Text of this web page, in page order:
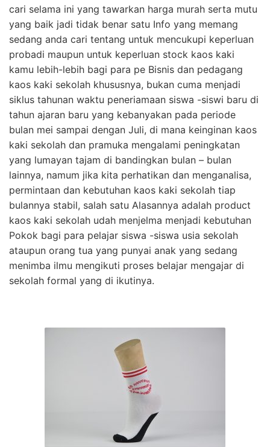
cari selama ini yang tawarkan harga murah serta mutu
yang baik jadi tidak benar satu Info yang memang
sedang anda cari tentang untuk mencukupi keperluan
probadi maupun untuk keperluan stock kaos kaki
kamu lebih-lebih bagi para pe Bisnis dan pedagang
kaos kaki sekolah khususnya, bukan cuma menjadi
siklus tahunan waktu peneriamaan siswa -siswi baru di
tahun ajaran baru yang kebanyakan pada periode
bulan mei sampai dengan Juli, di mana keinginan kaos
kaki sekolah dan pramuka mengalami peningkatan
yang lumayan tajam di bandingkan bulan – bulan
lainnya, namum jika kita perhatikan dan menganalisa,
permintaan dan kebutuhan kaos kaki sekolah tiap
bulannya stabil, salah satu Alasannya adalah product
kaos kaki sekolah udah menjelma menjadi kebutuhan
Pokok bagi para pelajar siswa -siswa usia sekolah
ataupun orang tua yang punyai anak yang sedang
menimba ilmu mengikuti proses belajar mengajar di
sekolah formal yang di ikutinya.